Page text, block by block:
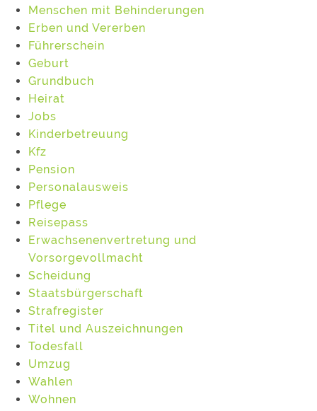
Menschen mit Behinderungen
Erben und Vererben
Führerschein
Geburt
Grundbuch
Heirat
Jobs
Kinderbetreuung
Kfz
Pension
Personalausweis
Pflege
Reisepass
Erwachsenenvertretung und
Vorsorgevollmacht
Scheidung
Staatsbürgerschaft
Strafregister
Titel und Auszeichnungen
Todesfall
Umzug
Wahlen
Wohnen